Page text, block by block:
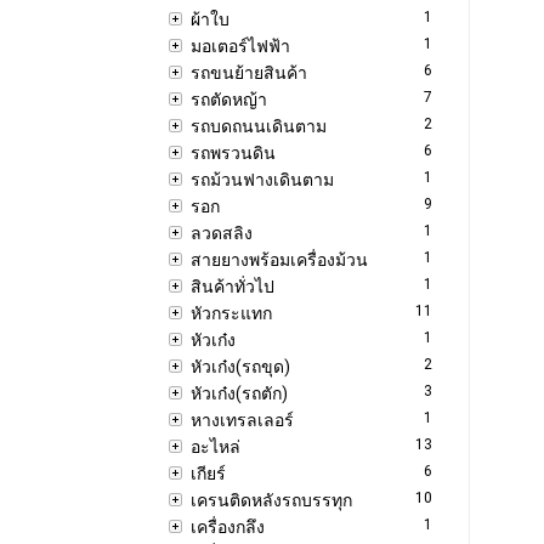
ผ้าใบ
1
มอเตอร์ไฟฟ้า 1
รถขนย้ายสินค้า 6
รถตัดหญ้า 7
รถบดถนนเดินตาม 2
รถพรวนดิน 6
รถม้วนฟางเดินตาม 1
รอก 9
ลวดสลิง 1
สายยางพร้อมเครื่องม้วน 1
สินค้าทั่วไป 1
หัวกระแทก 11
หัวเก๋ง 1
หัวเก๋ง(รถขุด) 2
หัวเก๋ง(รถตัก) 3
หางเทรลเลอร์ 1
อะไหล่ 13
เกียร์ 6
เครนติดหลังรถบรรทุก 10
เครื่องกลึง 1